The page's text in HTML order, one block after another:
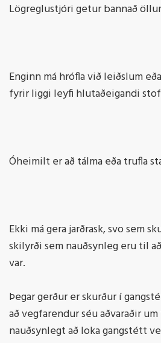
Lögreglustjóri getur bannað
Enginn má hrófla við leiðslum
fyrir liggi leyfi hlutaðeigandi
Óheimilt er að tálma eða trufla
Ekki má gera jarðrask, svo sem
skilyrði sem nauðsynleg eru til
var.
Þegar gerður er skurður í
að vegfarendur séu aðvaraðir
nauðsynlegt að loka gangstétt